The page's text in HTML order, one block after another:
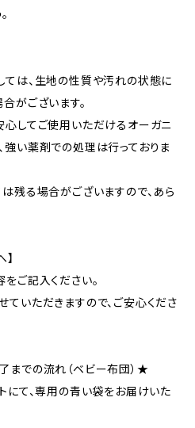
ては、生地の性質や汚れの状態に
がございます。
心してご使用いただけるオーガニ
強い薬剤での処理は行っておりま
残る場合がございますので、あら
ご記入ください。
ていただきますので、ご安心くださ
までの流れ（ベビー布団）★
にて、専用の青い袋をお届けいた